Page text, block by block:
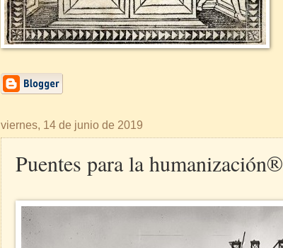
viernes, 14 de junio de 2019
Puentes para la humanización®